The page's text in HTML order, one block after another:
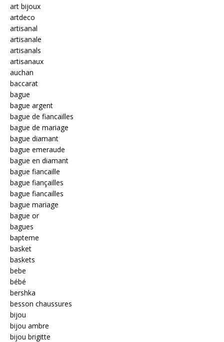
art bijoux
artdeco
artisanal
artisanale
artisanals
artisanaux
auchan
baccarat
bague
bague argent
bague de fiancailles
bague de mariage
bague diamant
bague emeraude
bague en diamant
bague fiancaille
bague fiançailles
bague fiancailles
bague mariage
bague or
bagues
bapteme
basket
baskets
bebe
bébé
bershka
besson chaussures
bijou
bijou ambre
bijou brigitte